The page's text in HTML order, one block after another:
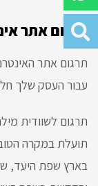
תרגום אתר
תרגום אתר
עבור העסק שלך
תרגום לשוודית
תועלת במקרה
בארץ שפת היעד,